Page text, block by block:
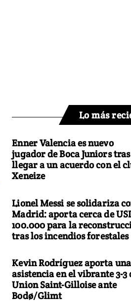
Lo más
Enner Valencia es nuevo
jugador de Boca Juniors tras
llegar a un acuerdo con el
Xeneize
Lionel Messi se solidariza
Madrid: aporta cerca de
100.000 para la
tras los incendios forestales
Kevin Rodríguez aporta una
asistencia en el vibrante 3-3
Union Saint-Gilloise ante
Bodø/Glimt